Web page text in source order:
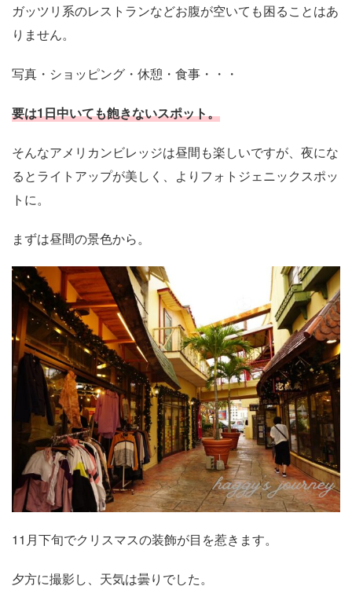
ガッツリ系のレストランなどお腹が空いても困ることはあ
りません。
写真・ショッピング・休憩・食事・・・
要は1日中いても飽きないスポット。
そんなアメリカンビレッジは昼間も楽しいですが、夜にな
るとライトアップが美しく、よりフォトジェニックスポッ
トに。
まずは昼間の景色から。
11月下旬でクリスマスの装飾が目を惹きます。
夕方に撮影し、天気は曇りでした。